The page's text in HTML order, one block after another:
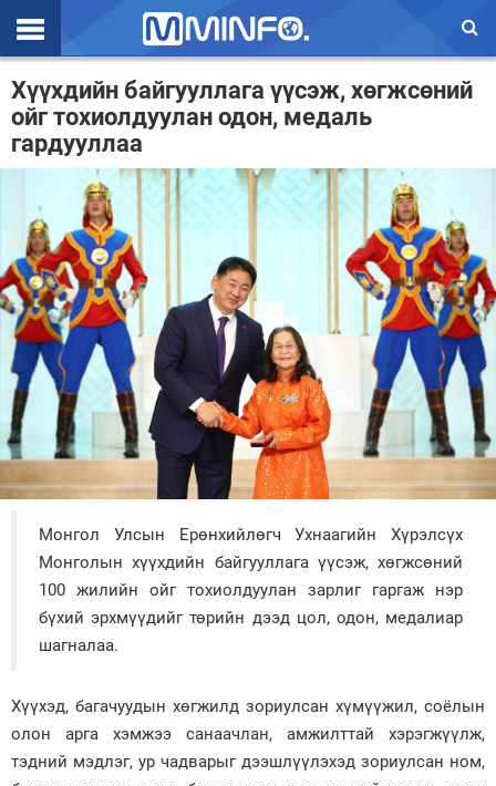
Эхлэл
Цаг агаар
Валют ханш
Улс төр
Эдийн засаг
Үзэл бодол
Спорт
Нийгэм
Дэлхий
Энтертайнмэнт
Зурхай
Хүүхдийн байгууллага үүсэж, хөгжсөний
ойг тохиолдуулан одон, медаль
гардууллаа
Монгол Улсын Ерөнхийлөгч Ухнаагийн Хүрэлсүх
Монголын хүүхдийн байгууллага үүсэж, хөгжсөний
100 жилийн ойг тохиолдуулан зарлиг гаргаж нэр
бүхий эрхмүүдийг төрийн дээд цол, одон, медалиар
шагналаа.
Хүүхэд, багачуудын хөгжилд зориулсан хүмүүжил, соёлын
олон арга хэмжээ санаачлан, амжилттай хэрэгжүүлж,
тэдний мэдлэг, ур чадварыг дээшлүүлэхэд зориулсан ном,